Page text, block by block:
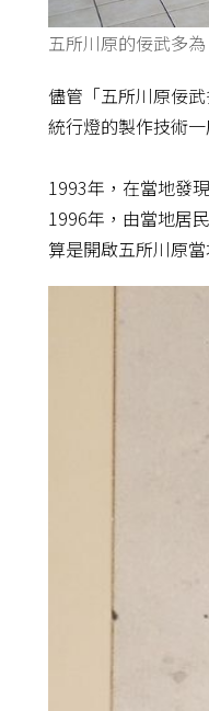
五所川原的佞武多
儘管「五所川原佞
統行燈的製作技術一
1993年，在當地發
1996年，由當地居
算是開啟五所川原